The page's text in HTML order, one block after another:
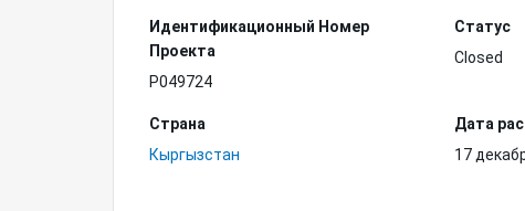
Идентификационный Hомер
Проекта
P049724
Статус
Closed
Страна
Кыргызстан
Дата
17